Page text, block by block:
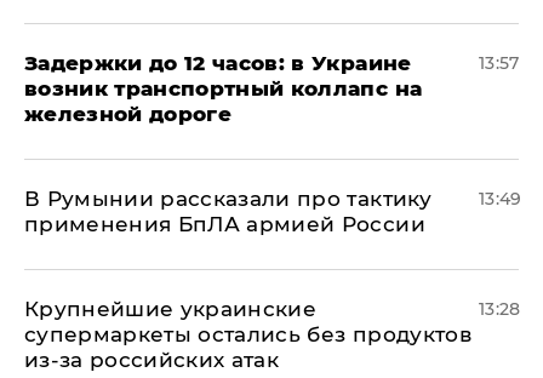
Задержки до 12 часов: в Украине
возник транспортный коллапс на
железной дороге
13:57
В Румынии рассказали про тактику
применения БпЛА армией России
13:49
Крупнейшие украинские
супермаркеты остались без продуктов
из-за российских атак
13:28